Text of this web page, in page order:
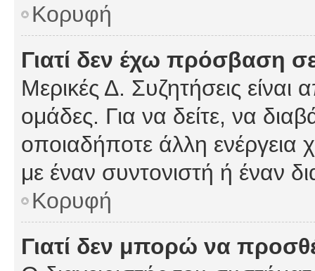
Κορυφή
Γιατί δεν έχω πρόσβαση
Μερικές Δ. Συζητήσεις είναι
ομάδες. Για να δείτε, να
οποιαδήποτε άλλη ενέργεια
με έναν συντονιστή ή έναν
Κορυφή
Γιατί δεν μπορώ να